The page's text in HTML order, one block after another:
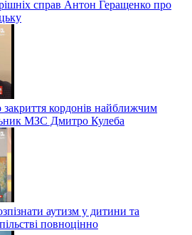
справ Антон Геращенко про
кордонів найближчим
МЗС Дмитро Кулеба
аутизм у дитини та
повноцінно